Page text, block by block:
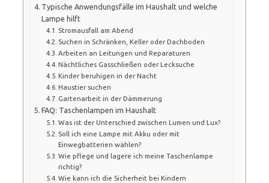
Typische Anwendungsfälle im Haushalt und welche
Lampe hilft
Stromausfall am Abend
Suchen in Schränken, Keller oder Dachboden
Arbeiten an Leitungen und Reparaturen
Nächtliches Gasschließen oder Lecksuche
Kinder beruhigen in der Nacht
Haustier suchen
Gartenarbeit in der Dämmerung
FAQ: Taschenlampen im Haushalt
Was ist der Unterschied zwischen Lumen und Lux?
Soll ich eine Lampe mit Akku oder mit
Einwegbatterien wählen?
Wie pflege und lagere ich meine Taschenlampe
richtig?
Wie kann ich die Sicherheit bei Kindern